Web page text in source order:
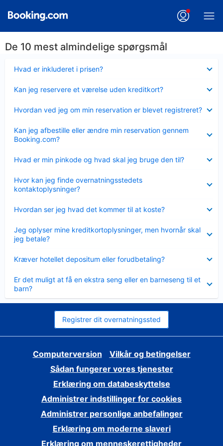
De 10 mest almindelige spørgsmål
Hvad er inkluderet i prisen?
Kan jeg reservere et værelse uden kreditkort?
Hvordan ved jeg om min reservation er blevet registreret?
Kan jeg afbestille eller ændre min reservation gennem
Booking.com?
Hvad er min pinkode og hvad skal jeg bruge den til?
Hvor kan jeg finde overnatningsstedets
kontaktoplysninger?
Hvordan ser jeg hvad det kommer til at koste?
Jeg oplyser mine kreditkortoplysninger, men hvornår skal
jeg betale?
Kræver hotellet depositum eller forudbetaling?
Er det muligt at få en ekstra seng eller en barneseng til et
barn?
Registrer dit overnatningssted
Computerversion
Vilkår og betingelser
Sådan fungerer vores tjenester
Erklæring om databeskyttelse
Administrer indstillinger for cookies
Administrer personlige anbefalinger
Erklæring om moderne slaveri
Erklæring om menneskerettigheder